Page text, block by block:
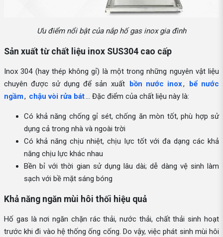
Ưu điểm nổi bật của nắp hố gas inox gia đình
Sản xuất từ chất liệu inox SUS304 cao cấp
Inox 304 (hay thép không gỉ) là một trong những nguyên vật liệu
chuyên được sử dụng để sản xuất bồn nước inox,
bể nước
ngầm, chậu vòi rửa bát… Đặc điểm của chất liệu này là:
Có khả năng chống gỉ sét, chống ăn mòn tốt, phù hợp sử
dụng cả trong nhà và ngoài trời
Có khả năng chịu nhiệt, chịu lực tốt với đa dạng các khả
năng chịu lực khác nhau
Bền bỉ với thời gian sử dụng lâu dài; dễ dàng vệ sinh làm
sạch với bề mặt sáng bóng
Khả năng ngăn mùi hôi thối hiệu quả
Hố gas là nơi ngăn chặn rác thải, nước thải, chất thải sinh hoạt
trước khi đi vào hệ thống ống cống. Do vậy, việc phát sinh mùi hôi